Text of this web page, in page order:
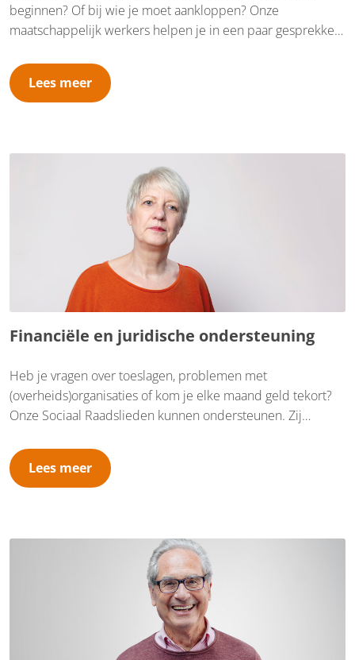
beginnen? Of bij wie je moet aankloppen? Onze
maatschappelijk werkers helpen je in een paar gesprekken
je snel weer grip op je situatie. Denk hierbij aan vragen
rondom opvoeden en opgroeien, problemen met geld of in
Lees meer
Financiële en juridische ondersteuning
Heb je vragen over toeslagen, problemen met
(overheids)organisaties of kom je elke maand geld tekort?
Onze Sociaal Raadslieden kunnen ondersteunen. Zij
weten waar je recht op hebt. Ook weten zij bij welke
organisatie je wat moet regelen. Ze kunnen jou ook helpen
Lees meer